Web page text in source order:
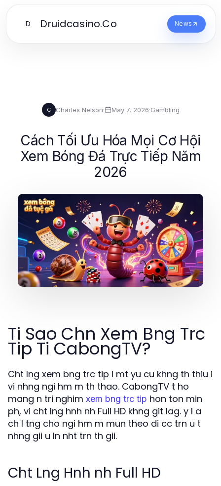
D Druidcasino.Co News
C Charles Nelson· May 7, 2026·Gambling
Cách Tối Ưu Hóa Mọi Cơ Hội
Xem Bóng Đá Trực Tiếp Năm
2026
Ti Sao Chn Xem Bng Trc
Tip Ti CabongTV?
Cht lng xem bng trc tip l mt yu cu khng th thiu i
vi nhng ngi hm m th thao. CabongTV t ho
mang n tri nghim xem bng trc tip hon ton min
ph, vi cht lng hnh nh Full HD khng git lag. y l a
ch l tng cho ngi hm m mun theo di cc trn u t
nhng gii u ln nht trn th gii.
Cht Lng Hnh nh Full HD